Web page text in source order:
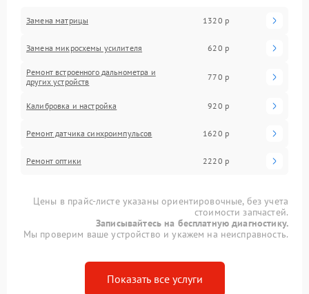
Замена матрицы 1320 р
Замена микросхемы усилителя 620 р
Ремонт встроенного дальнометра и
других устройств
770 р
Калибровка и настройка 920 р
Ремонт датчика синхроимпульсов 1620 р
Ремонт оптики 2220 р
Цены в прайс-листе указаны ориентировочные, без учета
стоимости запчастей.
Записывайтесь на бесплатную диагностику.
Мы проверим ваше устройство и укажем на неисправность.
Показать все услуги